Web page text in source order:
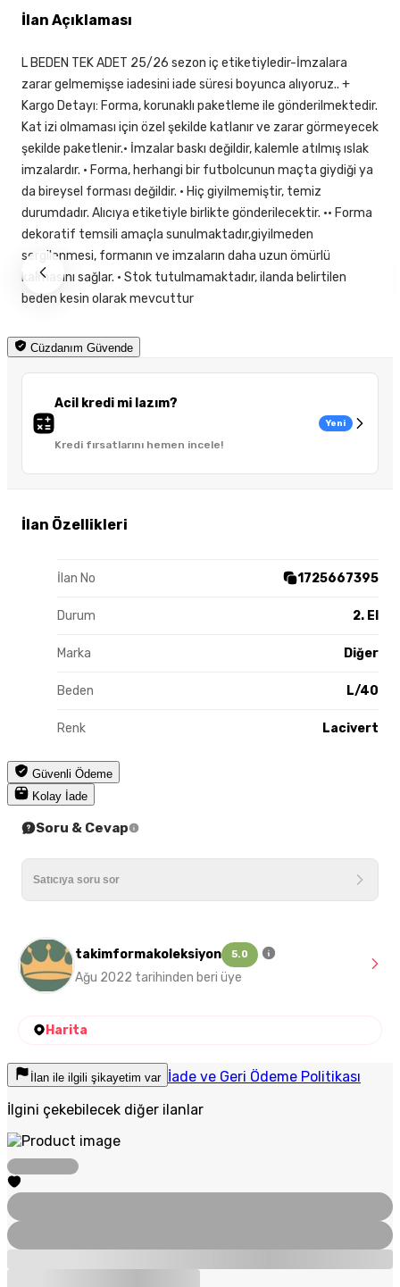
Cüzdanım Güvende
Acil kredi mi lazım?
Kredi fırsatlarını hemen incele!
Yeni
İlan Özellikleri
İlan No 1725667395
Durum 2. El
Marka Diğer
Beden L/40
Renk Lacivert
Güvenli Ödeme
Kolay İade
İlan Açıklaması
L BEDEN TEK ADET 25/26 sezon iç etiketiyledir-İmzalara
zarar gelmemişse iadesini iade süresi boyunca alıyoruz.. +
Kargo Detayı: Forma, korunaklı paketleme ile gönderilmektedir.
Kat izi olmaması için özel şekilde katlanır ve zarar görmeyecek
şekilde paketlenir.• İmzalar baskı değildir, kalemle atılmış ıslak
imzalardır. • Forma, herhangi bir futbolcunun maçta giydiği ya
da bireysel forması değildir. • Hiç giyilmemiştir, temiz
durumdadır. Alıcıya etiketiyle birlikte gönderilecektir. •• Forma
dekoratif temsili amaçla sunulmaktadır,giyilmeden
sergilenmesi, formanın ve imzaların daha uzun ömürlü
kalmasını sağlar. • Stok tutulmamaktadır, ilanda belirtilen
beden kesin olarak mevcuttur
Soru & Cevap
takimformakoleksiyon 5.0
Ağu 2022 tarihinden beri üye
Harita
İlan ile ilgili şikayetim var İade ve Geri Ödeme Politikası
İlgini çekebilecek diğer ilanlar